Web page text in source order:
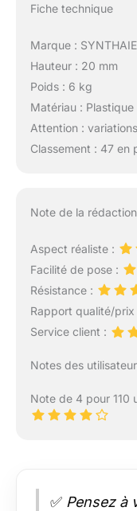
Fiche technique
Marque :
Hauteur : 20 mm
Poids : 6 kg
Matériau : Plastique
Attention :
Classement : 47 en
Note de la
Aspect réaliste :
Facilité de pose :
Résistance :
Rapport qualité/prix
Service client :
Notes des
Note de 4 pour 110
✅ Pensez à